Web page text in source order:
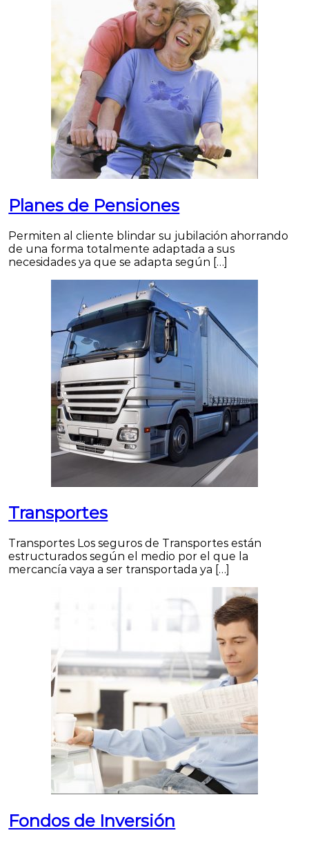
Planes de Pensiones
Permiten al cliente blindar su jubilación ahorrando
de una forma totalmente adaptada a sus
necesidades ya que se adapta según […]
Transportes
Transportes Los seguros de Transportes están
estructurados según el medio por el que la
mercancía vaya a ser transportada ya […]
Fondos de Inversión